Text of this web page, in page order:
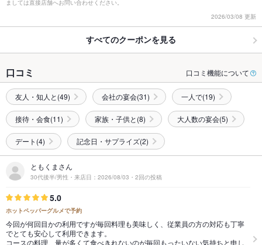
ましては直接店舗へお問い合わせください。
2026/03/08 更新
すべてのクーポンを見る
口コミ 口コミ機能について
友人・知人と(49) 会社の宴会(31) 一人で(19)
接待・会食(11) 家族・子供と(8) 大人数の宴会(5)
デート(4) 記念日・サプライズ(2)
ともくまさん
30代後半/男性・来店日：2026/08/03・2回の投稿
5.0
ホットペッパーグルメで予約
今回が何回目かの利用ですが毎回料理も美味しく、従業員の方の対応も丁寧
でとても安心して利用できます。
コースの料理、量が多くて食べきれないのが毎回もったいない気持ちと申し